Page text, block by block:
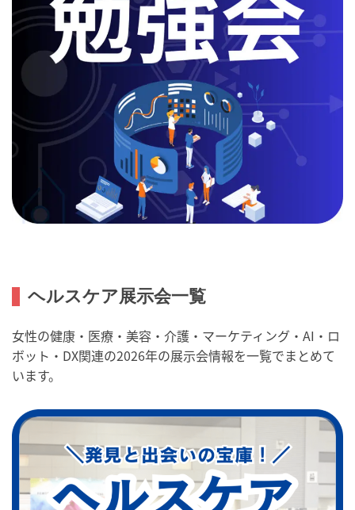
ヘルスケア展示会一覧
女性の健康・医療・美容・介護・マーケティング・AI・ロ
ボット・DX関連の2026年の展示会情報を一覧でまとめて
います。